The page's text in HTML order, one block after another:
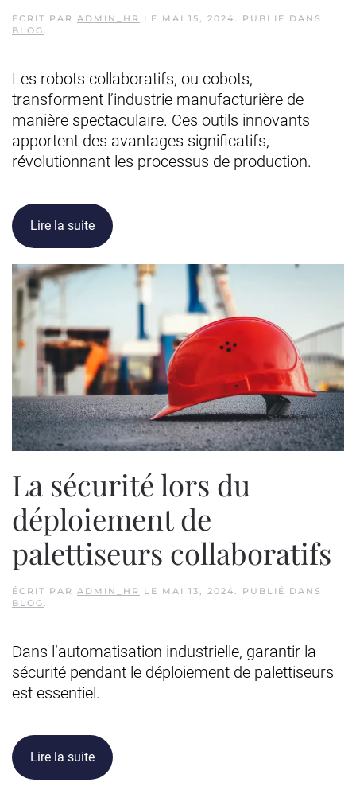
ÉCRIT PAR ADMIN_HR LE MAI 15, 2024. PUBLIÉ DANS
BLOG.
Les robots collaboratifs, ou cobots,
transforment l’industrie manufacturière de
manière spectaculaire. Ces outils innovants
apportent des avantages significatifs,
révolutionnant les processus de production.
Lire la suite
La sécurité lors du
déploiement de
palettiseurs collaboratifs
ÉCRIT PAR ADMIN_HR LE MAI 13, 2024. PUBLIÉ DANS
BLOG.
Dans l’automatisation industrielle, garantir la
sécurité pendant le déploiement de palettiseurs
est essentiel.
Lire la suite